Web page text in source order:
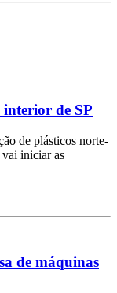
de SP
de plásticos norte-
iniciar as
de máquinas